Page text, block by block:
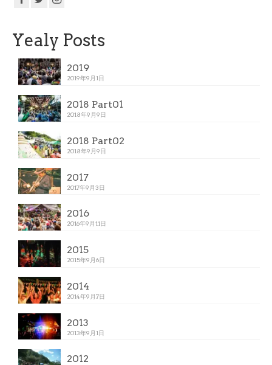
Yealy Posts
2019
2019年9月1日
2018 Part01
2018年9月9日
2018 Part02
2018年9月9日
2017
2017年9月3日
2016
2016年9月11日
2015
2015年9月6日
2014
2014年9月7日
2013
2013年9月1日
2012